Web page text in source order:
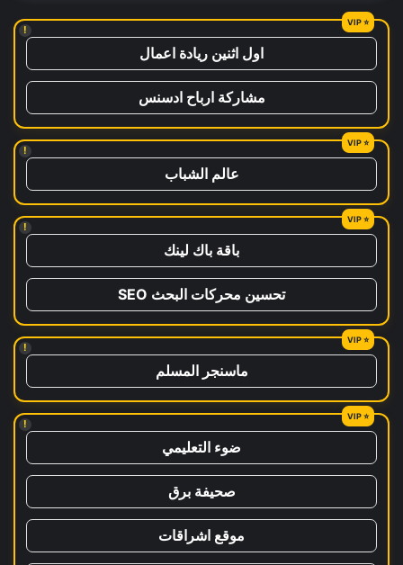
!
اول اثنين ريادة اعمال
مشاركة ارباح ادسنس
!
عالم الشباب
!
باقة باك لينك
تحسين محركات البحث SEO
!
ماسنجر المسلم
!
ضوء التعليمي
صحيفة برق
موقع اشراقات